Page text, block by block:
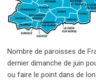
Nombre de paroisses de
dernier dimanche de juin
ou faire le point dans de